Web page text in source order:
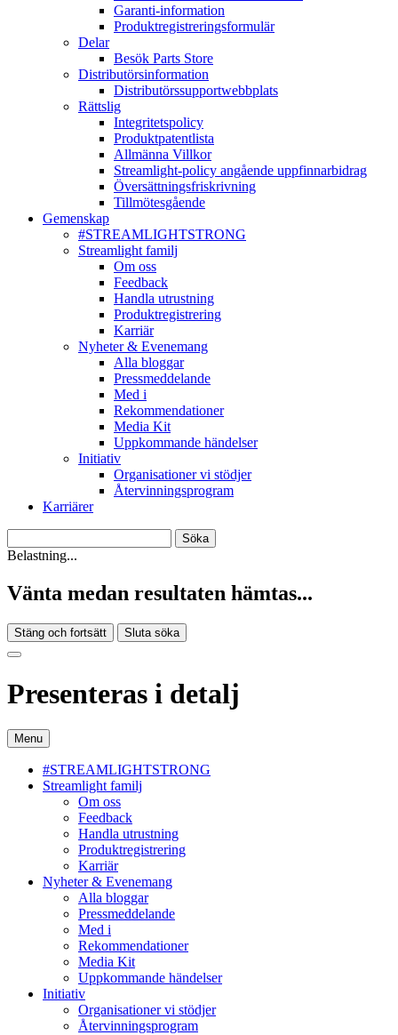
Garanti-information
Produktregistreringsformulär
Delar
Besök Parts Store
Distributörsinformation
Distributörssupportwebbplats
Rättslig
Integritetspolicy
Produktpatentlista
Allmänna Villkor
Streamlight-policy angående uppfinnarbidrag
Översättningsfriskrivning
Tillmötesgående
Gemenskap
#STREAMLIGHTSTRONG
Streamlight familj
Om oss
Feedback
Handla utrustning
Produktregistrering
Karriär
Nyheter & Evenemang
Alla bloggar
Pressmeddelande
Med i
Rekommendationer
Media Kit
Uppkommande händelser
Initiativ
Organisationer vi stödjer
Återvinningsprogram
Karriärer
Belastning...
Vänta medan resultaten hämtas...
Stäng och fortsätt Sluta söka
Presenteras i detalj
Menu
#STREAMLIGHTSTRONG
Streamlight familj
Om oss
Feedback
Handla utrustning
Produktregistrering
Karriär
Nyheter & Evenemang
Alla bloggar
Pressmeddelande
Med i
Rekommendationer
Media Kit
Uppkommande händelser
Initiativ
Organisationer vi stödjer
Återvinningsprogram